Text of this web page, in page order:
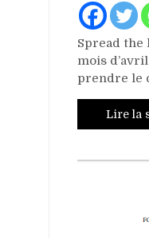
Spread
mois
prendre le
Lire la